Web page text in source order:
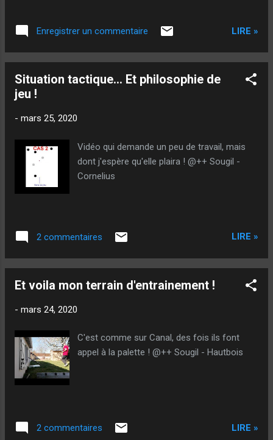
Enregistrer un commentaire LIRE »
Situation tactique... Et philosophie de
jeu !
- mars 25, 2020
Vidéo qui demande un peu de travail, mais
dont j'espère qu'elle plaira ! @++ Sougil -
Cornelius
2 commentaires LIRE »
Et voila mon terrain d'entrainement !
- mars 24, 2020
C'est comme sur Canal, des fois ils font
appel à la palette ! @++ Sougil - Hautbois
2 commentaires LIRE »